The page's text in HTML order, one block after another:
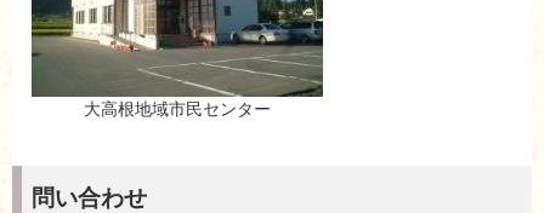
大高根地域市民センター
問い合わせ